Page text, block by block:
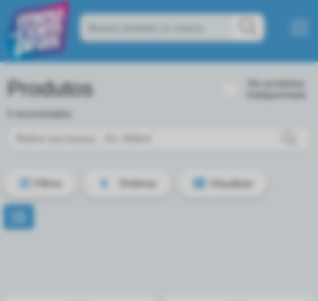
Produtos
2 encontrados
Ordenar Visualizar